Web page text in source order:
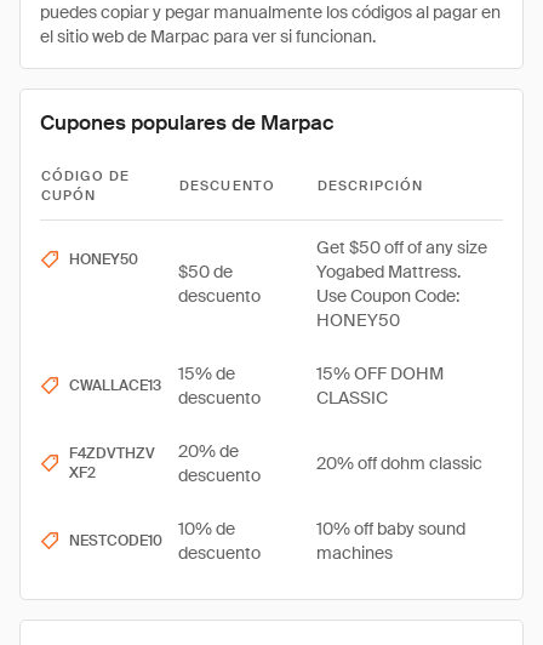
puedes copiar y pegar manualmente los códigos al pagar en
el sitio web de Marpac para ver si funcionan.
Cupones populares de Marpac
CÓDIGO DE
CUPÓN
DESCUENTO DESCRIPCIÓN
HONEY50
$50 de
descuento
Get $50 off of any size
Yogabed Mattress.
Use Coupon Code:
HONEY50
CWALLACE13
15% de
descuento
15% OFF DOHM
CLASSIC
F4ZDVTHZV
XF2
20% de
descuento
20% off dohm classic
NESTCODE10
10% de
descuento
10% off baby sound
machines